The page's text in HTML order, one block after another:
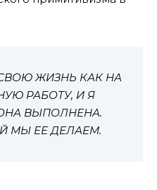
ЖИЗНЬ КАК НА
РАБОТУ, И Я
ВЫПОЛНЕНА.
МЫ ЕЕ ДЕЛАЕМ.